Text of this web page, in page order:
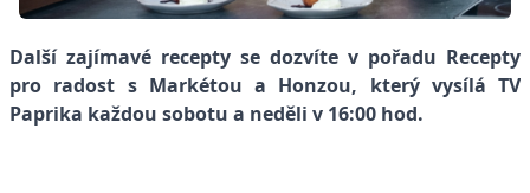
Další zajímavé recepty se dozvíte v pořadu Recepty
pro radost s Markétou a Honzou, který vysílá TV
Paprika každou sobotu a neděli v 16:00 hod.